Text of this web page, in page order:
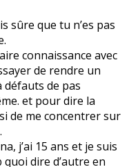
sûre que tu n’es pas
connaissance avec
de rendre un
défauts de pas
et pour dire la
de me concentrer sur
j’ai 15 ans et je suis
dire d’autre en